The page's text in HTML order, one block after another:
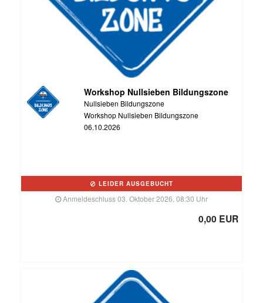
Workshop Nullsieben Bildungszone
Nullsieben Bildungszone
Workshop Nullsieben Bildungszone
06.10.2026
LEIDER AUSGEBUCHT
Anmeldeschluss 03. Oktober 2026, 08:30 Uhr
0,00 EUR